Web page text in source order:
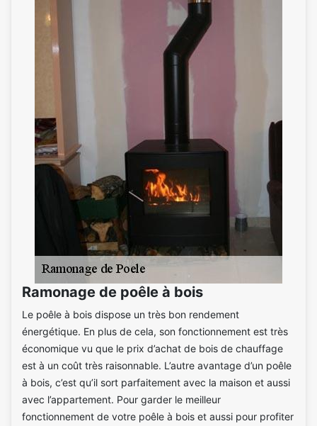
Ramonage de poêle à bois
Le poêle à bois dispose un très bon rendement
énergétique. En plus de cela, son fonctionnement est très
économique vu que le prix d’achat de bois de chauffage
est à un coût très raisonnable. L’autre avantage d’un poêle
à bois, c’est qu’il sort parfaitement avec la maison et aussi
avec l’appartement. Pour garder le meilleur
fonctionnement de votre poêle à bois et aussi pour profiter